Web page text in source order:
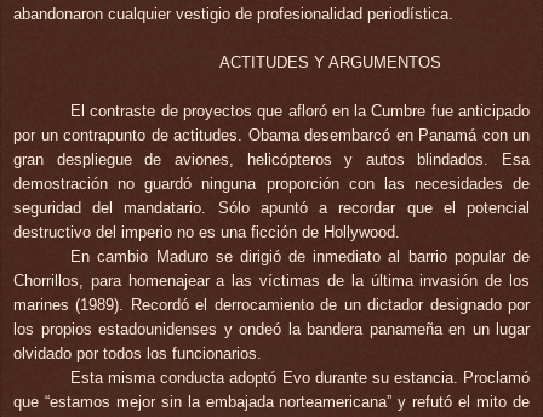
abandonaron cualquier vestigio de profesionalidad periodística.
ACTITUDES Y ARGUMENTOS
El contraste de proyectos que afloró en la Cumbre fue anticipado
por un contrapunto de actitudes. Obama desembarcó en Panamá con un
gran despliegue de aviones, helicópteros y autos blindados.
Esa
demostración no guardó ninguna proporción con las necesidades de
seguridad del mandatario. Sólo apuntó a recordar que el potencial
destructivo del imperio no es una ficción de Hollywood.
En cambio Maduro se dirigió de inmediato al barrio popular de
Chorrillos, para homenajear a las víctimas de la última invasión de los
marines (1989). Recordó el derrocamiento de un dictador designado por
los propios estadounidenses y ondeó la bandera panameña en un lugar
olvidado por todos los funcionarios.
Esta misma conducta adoptó Evo durante su estancia. Proclamó
que “estamos mejor sin la embajada norteamericana” y refutó el mito de